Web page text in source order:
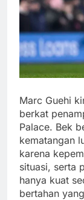
Marc Guehi
berkat
Palace. Bek
kematangan
karena
situasi, serta
hanya kuat
bertahan